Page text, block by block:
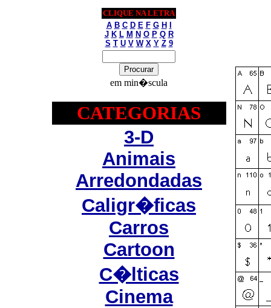
CLIQUE NA LETRA
A B C D E F G H
J K L M N O P Q R
S T U V W X Y Z 9
em min�scula
CATEGORIAS
3-D
Animais
Arredondadas
Caligr�ficas
Carros
Cartoon
C�lticas
Cinema